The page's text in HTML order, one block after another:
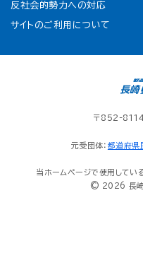
反社会的勢力への対応
サイトのご利用について
〒852-
元受団体： 都道府県
当ホームページで使用してい
© 2026 長崎